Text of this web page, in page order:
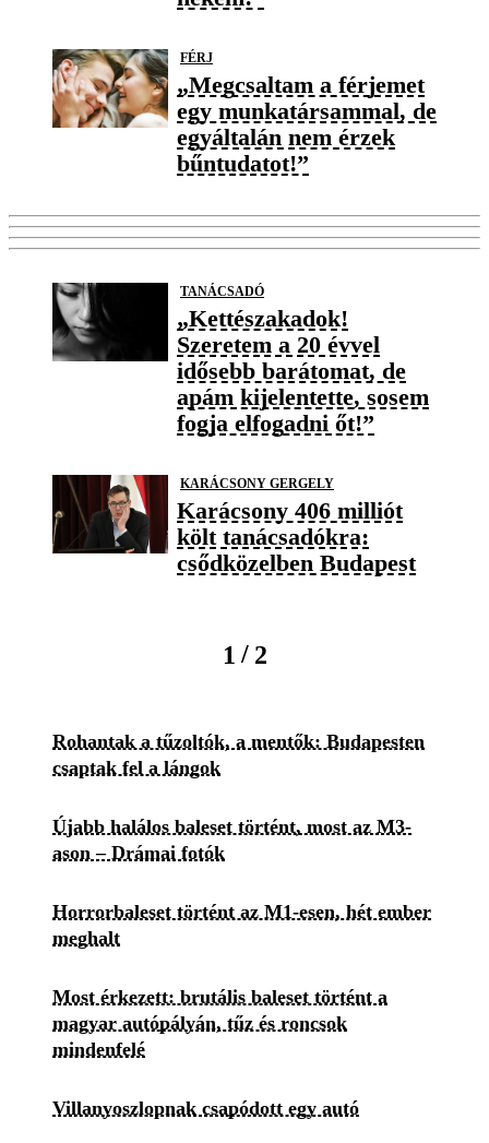
FÉRJ
„Megcsaltam a férjemet
egy munkatársammal, de
egyáltalán nem érzek
bűntudatot!”
TANÁCSADÓ
„Kettészakadok!
Szeretem a 20 évvel
idősebb barátomat, de
apám kijelentette, sosem
fogja elfogadni őt!”
KARÁCSONY GERGELY
Karácsony 406 milliót
költ tanácsadókra:
csődközelben Budapest
1 / 2
Rohantak a tűzoltók, a mentők: Budapesten
csaptak fel a lángok
Újabb halálos baleset történt, most az M3-
ason – Drámai fotók
Horrorbaleset történt az M1-esen, hét ember
meghalt
Most érkezett: brutális baleset történt a
magyar autópályán, tűz és roncsok
mindenfelé
Villanyoszlopnak csapódott egy autó